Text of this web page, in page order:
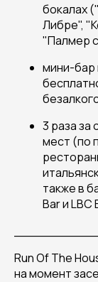
бокалах
Либре",
"Палмер
мини-бар
3 раза за
мест (по
также в
Bar и LBC
Run Of The
на момент